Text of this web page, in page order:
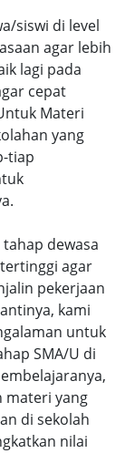
siswi di level
agar lebih
lagi pada
cepat
Materi
yang
tiap
dewasa
agar
pekerjaan
kami
untuk
SMA/U di
materi yang
di sekolah
nilai